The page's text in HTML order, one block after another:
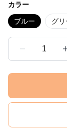
カラー
ブルー グリ
1